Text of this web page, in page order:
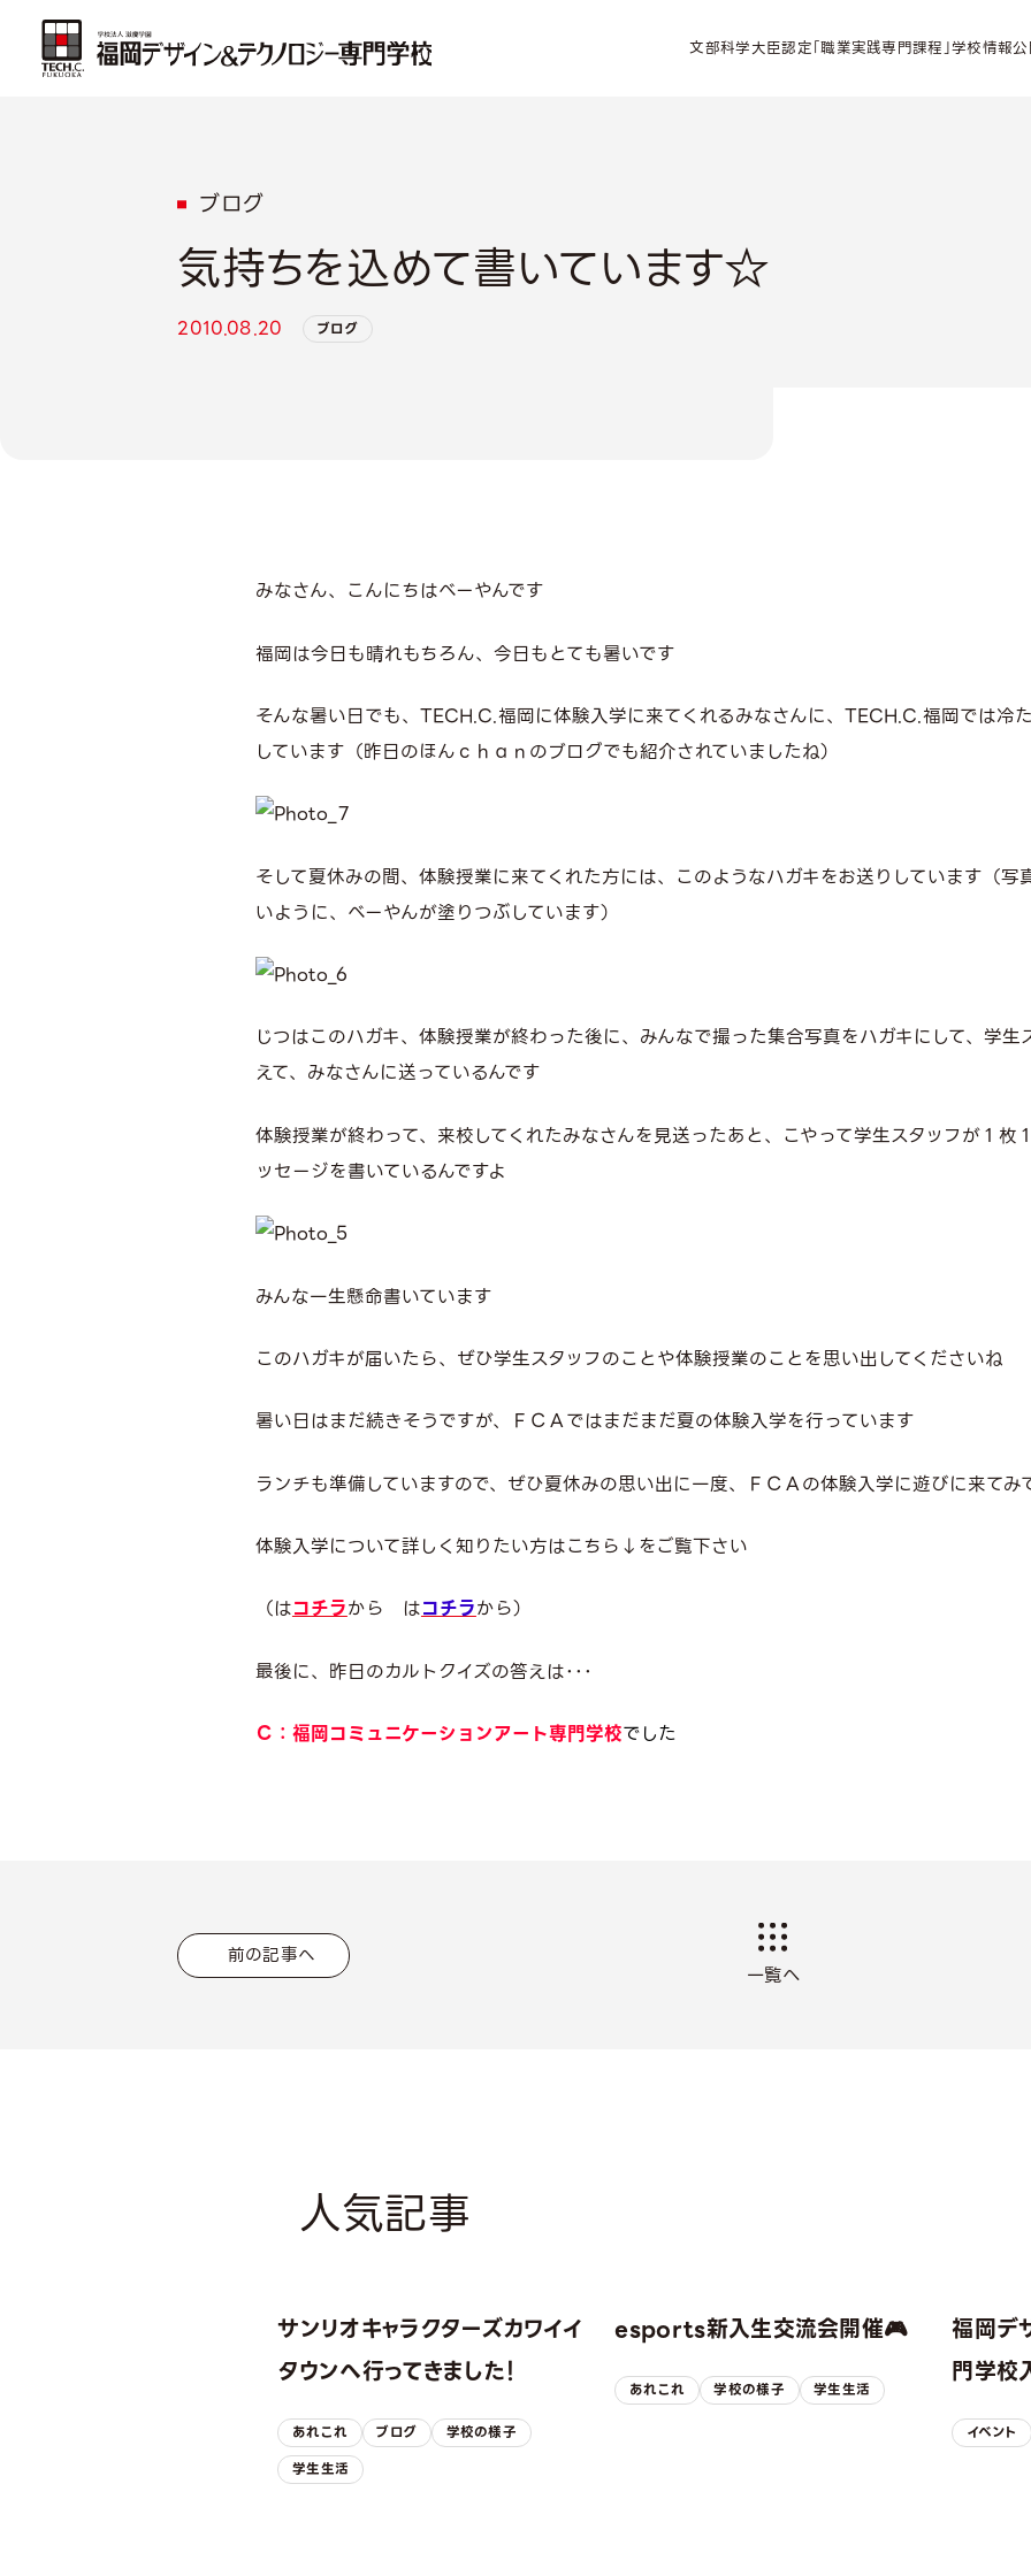
文部科学大臣認定「職業実践専門課程」学校情報
ブログ
気持ちを込めて書いています☆
2010.08.20 ブログ
みなさん、こんにちはべーやんです
福岡は今日も晴れもちろん、今日もとても暑いです
そんな暑い日でも、TECH.C.福岡に体験入学に来てくれるみなさんに、TECH.C.福岡では冷
しています（昨日のほんｃｈａｎのブログでも紹介されていましたね）
そして夏休みの間、体験授業に来てくれた方には、このようなハガキをお送りしています（
いように、べーやんが塗りつぶしています）
じつはこのハガキ、体験授業が終わった後に、みんなで撮った集合写真をハガキにして、学
えて、みなさんに送っているんです
体験授業が終わって、来校してくれたみなさんを見送ったあと、こやって学生スタッフが１枚
ッセージを書いているんですよ
みんな一生懸命書いています
このハガキが届いたら、ぜひ学生スタッフのことや体験授業のことを思い出してくださいね
暑い日はまだ続きそうですが、ＦＣＡではまだまだ夏の体験入学を行っています
ランチも準備していますので、ぜひ夏休みの思い出に一度、ＦＣＡの体験入学に遊びに来てみ
体験入学について詳しく知りたい方はこちら↓をご覧下さい
（はコチラから はコチラから）
最後に、昨日のカルトクイズの答えは･･･
Ｃ：福岡コミュニケーションアート専門学校でした
前の記事へ
一覧へ
人気記事
サンリオキャラクターズカワイイ
タウンへ行ってきました！
あれこれ ブログ
学校の様子
学生生活
esports新入生交流会開催🎮
あれこれ 学校の様子 学生生活
福岡デ
門学校
イベント